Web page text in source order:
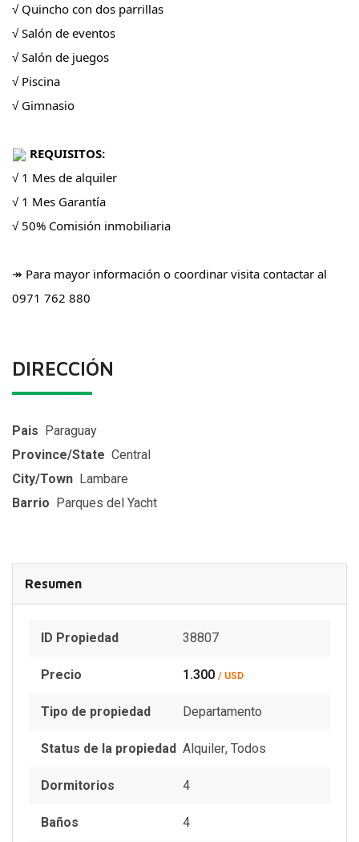
√ Quincho con dos parrillas
√ Salón de eventos
√ Salón de juegos
√ Piscina
√ Gimnasio
REQUISITOS:
√ 1 Mes de alquiler
√ 1 Mes Garantía
√ 50% Comisión inmobiliaria
↠ Para mayor información o coordinar visita contactar al
0971 762 880
DIRECCIÓN
Pais Paraguay
Province/State Central
City/Town Lambare
Barrio Parques del Yacht
Resumen
ID Propiedad 38807
Precio 1.300 / USD
Tipo de propiedad Departamento
Status de la propiedad Alquiler, Todos
Dormitorios 4
Baños 4